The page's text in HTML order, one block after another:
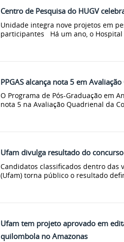
Centro de Pesquisa do HUGV
Unidade integra nove projetos em
participantes Há um ano, o Hospital
PPGAS alcança nota 5 em
O Programa de Pós-Graduação em
nota 5 na Avaliação Quadrienal da
Ufam divulga resultado do
Candidatos classificados dentro das
(Ufam) torna público o resultado
Ufam tem projeto aprovado em
quilombola no Amazonas